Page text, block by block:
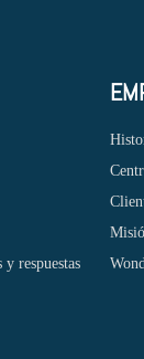
respuestas